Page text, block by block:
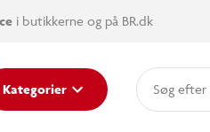
i butikkerne og på BR.dk
Kategorier